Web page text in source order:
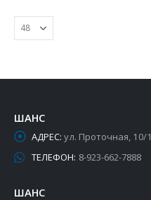
ШАНС
АДРЕС: ул. Проточная, 10/1
ТЕЛЕФОН: 8-923-662-7888
ШАНС